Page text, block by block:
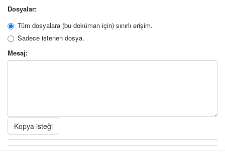
Dosyalar:
Tüm dosyalara (bu doküman için) sınırlı erişim.
Sadece istenen dosya.
Mesaj:
Kopya isteği